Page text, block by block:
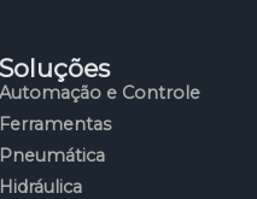
Soluções
Automação e Controle
Ferramentas
Pneumática
Hidráulica